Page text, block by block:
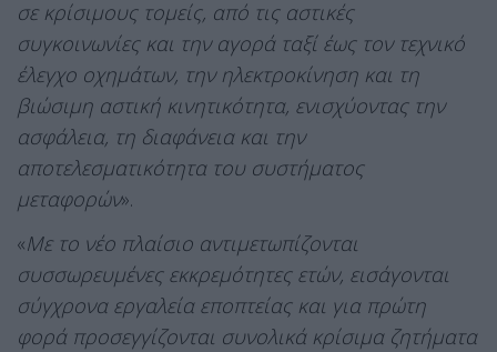
σε κρίσιμους τομείς, από τις αστικές
συγκοινωνίες και την αγορά ταξί έως τον τεχνικό
έλεγχο οχημάτων, την ηλεκτροκίνηση και τη
βιώσιμη αστική κινητικότητα, ενισχύοντας την
ασφάλεια, τη διαφάνεια και την
αποτελεσματικότητα του συστήματος
μεταφορών».
«Με το νέο πλαίσιο αντιμετωπίζονται
συσσωρευμένες εκκρεμότητες ετών, εισάγονται
σύγχρονα εργαλεία εποπτείας και για πρώτη
φορά προσεγγίζονται συνολικά κρίσιμα ζητήματα